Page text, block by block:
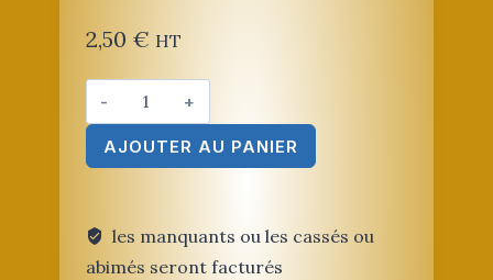
2,50 € HT
quantité
de
Seau
à
2
Bouteilles
AJOUTER AU PANIER
les manquants ou les cassés ou
abimés seront facturés